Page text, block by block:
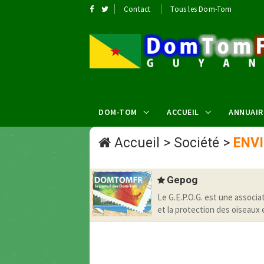
Contact Tous les Dom-Tom
DOM-TOM ACCUEIL
Accueil > Société >
Gepog
Le G.E.P.O.G. est une
et la protection des oiseaux